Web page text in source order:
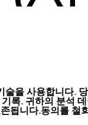
을 사용합니다.
록. 귀하의 분석
됩니다.동의를 철